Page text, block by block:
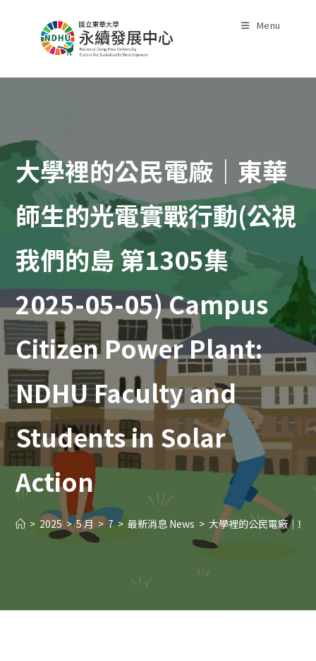
Menu
大學裡的公民電廠｜東華
師生的光電實戰行動(公視
我們的島 第1305集
2025-05-05) Campus
Citizen Power Plant:
NDHU Faculty and
Students in Solar
Action
> 2025 > 5 月 > 7 > 最新消息 News > 大學裡的公民電廠｜東